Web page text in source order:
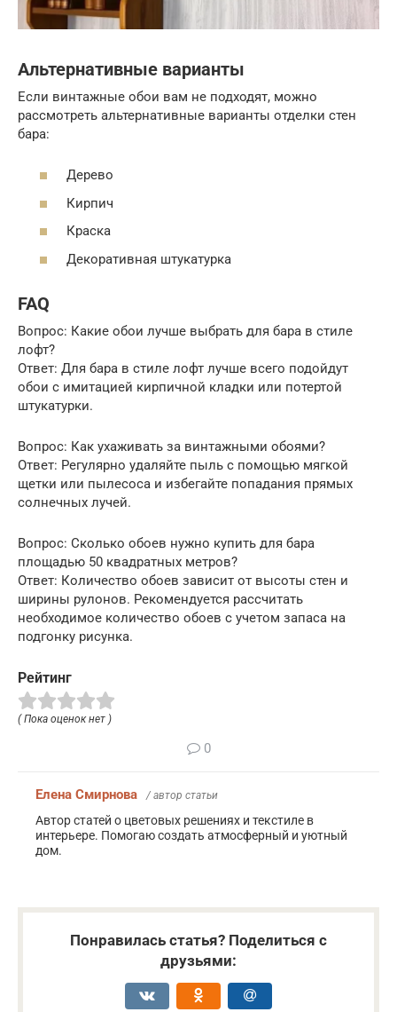
Альтернативные варианты
Если винтажные обои вам не подходят, можно
рассмотреть альтернативные варианты отделки стен
бара:
Дерево
Кирпич
Краска
Декоративная штукатурка
FAQ
Вопрос: Какие обои лучше выбрать для бара в стиле
лофт?
Ответ: Для бара в стиле лофт лучше всего подойдут
обои с имитацией кирпичной кладки или потертой
штукатурки.
Вопрос: Как ухаживать за винтажными обоями?
Ответ: Регулярно удаляйте пыль с помощью мягкой
щетки или пылесоса и избегайте попадания прямых
солнечных лучей.
Вопрос: Сколько обоев нужно купить для бара
площадью 50 квадратных метров?
Ответ: Количество обоев зависит от высоты стен и
ширины рулонов. Рекомендуется рассчитать
необходимое количество обоев с учетом запаса на
подгонку рисунка.
Рейтинг
( Пока оценок нет )
0
Елена Смирнова / автор статьи
Автор статей о цветовых решениях и текстиле в
интерьере. Помогаю создать атмосферный и уютный
дом.
Понравилась статья? Поделиться с
друзьями: